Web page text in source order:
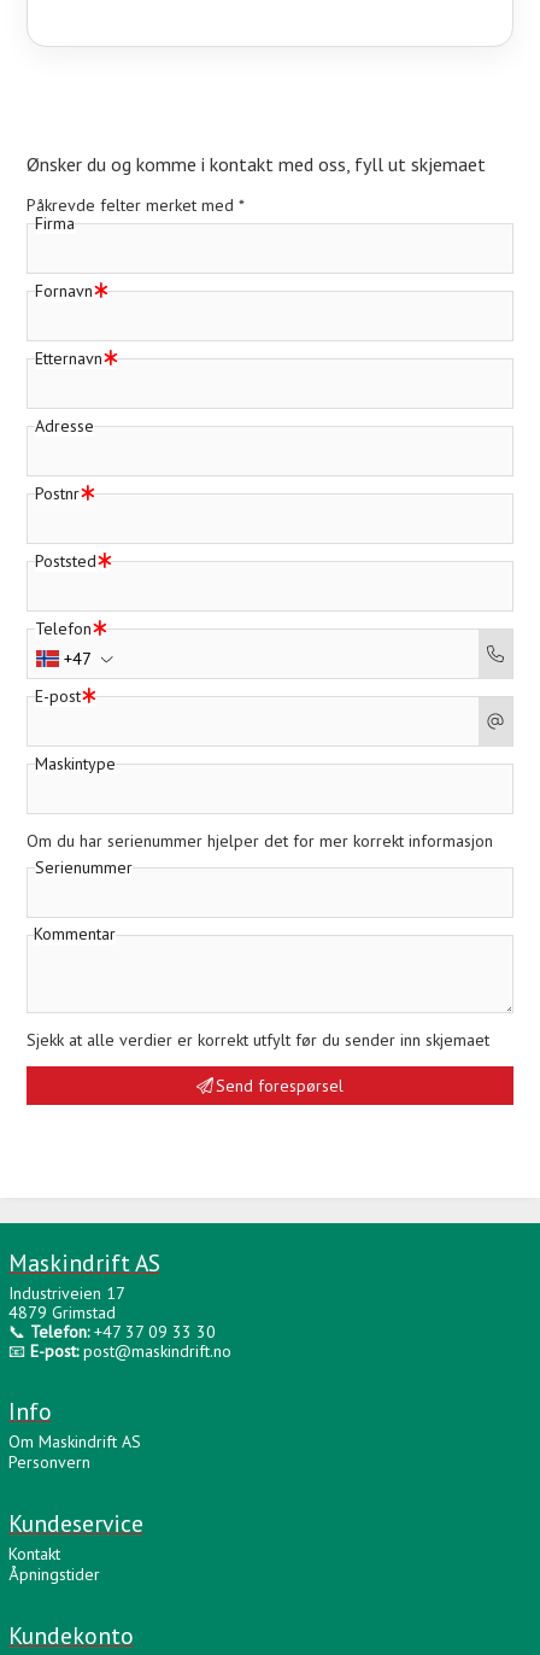
Ønsker du og komme i kontakt med oss, fyll ut skjemaet
Påkrevde felter merket med *
Firma
Fornavn
Etternavn
Adresse
Postnr
Poststed
Telefon
+47
E-post
Maskintype
Om du har serienummer hjelper det for mer korrekt informasjon
Serienummer
Kommentar
Sjekk at alle verdier er korrekt utfylt før du sender inn skjemaet
Send forespørsel
Info
Om Maskindrift AS
Personvern
Kundeservice
Kontakt
Åpningstider
Kundekonto
Maskindrift AS
Industriveien 17
4879 Grimstad
📞 Telefon:+47 37 09 33 30
📧 E-post:post@maskindrift.no